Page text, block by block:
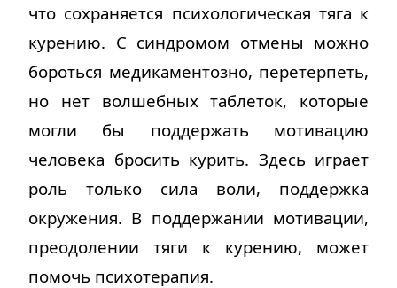
что сохраняется психологическая тяга к
курению. С синдромом отмены можно
бороться медикаментозно, перетерпеть,
но нет волшебных таблеток, которые
могли бы поддержать мотивацию
человека бросить курить. Здесь играет
роль только сила воли, поддержка
окружения. В поддержании мотивации,
преодолении тяги к курению, может
помочь психотерапия.